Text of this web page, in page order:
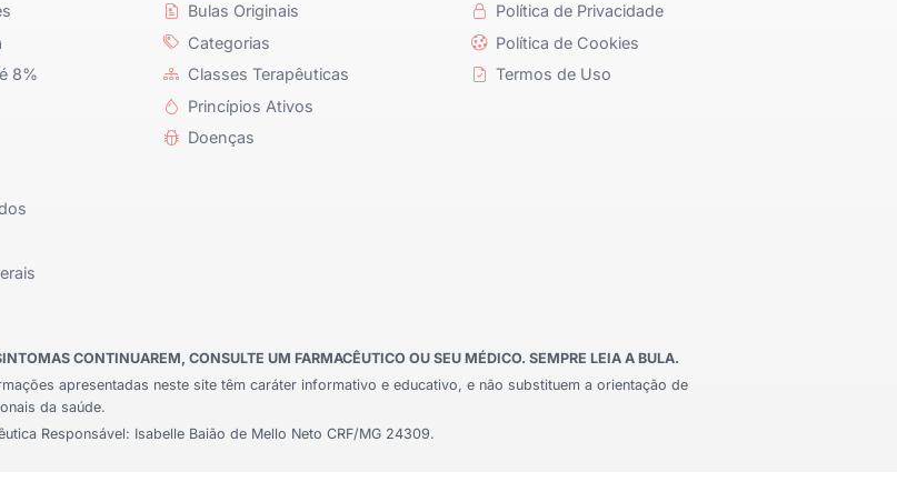
8%
Bulas Originais
Categorias
Classes Terapêuticas
Princípios Ativos
Doenças
Política de Privacidade
Política de Cookies
Termos de Uso
CONTINUAREM, CONSULTE UM FARMACÊUTICO OU SEU MÉDICO. SEMPRE LEIA A BULA.
apresentadas neste site têm caráter informativo e educativo, e não substituem a orientação de
da saúde.
Responsável: Isabelle Baião de Mello Neto CRF/MG 24309.